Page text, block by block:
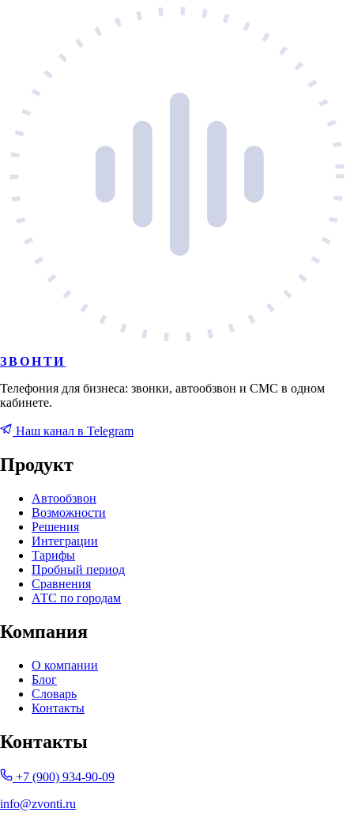
ЗВОНТИ
Телефония для бизнеса: звонки, автообзвон и СМС в одном
кабинете.
Наш канал в Telegram
Продукт
Автообзвон
Возможности
Решения
Интеграции
Тарифы
Пробный период
Сравнения
АТС по городам
Компания
О компании
Блог
Словарь
Контакты
Контакты
+7 (900) 934-90-09
info@zvonti.ru